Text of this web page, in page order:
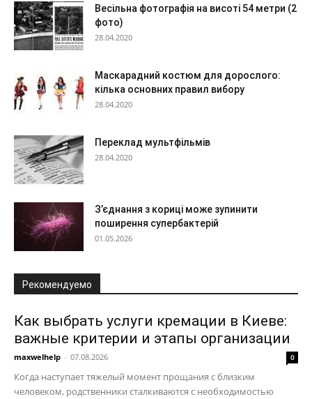
Весільна фотографія на висоті 54 метри (2
фото)
28.04.2020
Маскарадний костюм для дорослого:
кілька основних правил вибору
28.04.2020
Переклад мультфільмів
28.04.2020
З’єднання з кориці може зупинити
поширення супербактерій
01.05.2026
Рекомендуемо
Как выбрать услуги кремации в Киеве:
важные критерии и этапы организации
maxwelhelp - 07.08.2026 0
Когда наступает тяжелый момент прощания с близким
человеком, родственники сталкиваются с необходимостью